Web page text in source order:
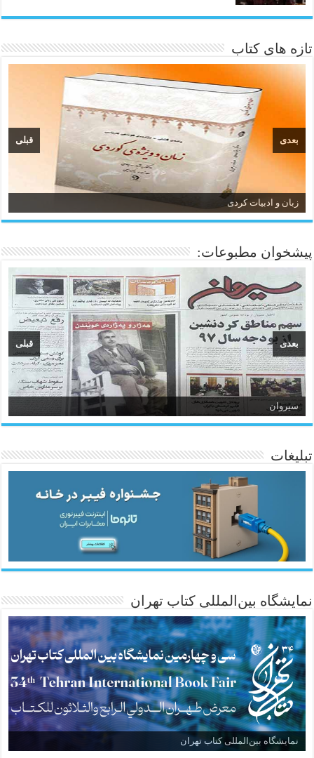
تازه های کتاب
زبان و ادبیات کردی
قبلی بعدی
پیشخوان مطبوعات:
سیروان
ئاژانسی هەواڵی مێهر
قبلی بعدی
تبلیغات
نمایشگاه بین‌المللی کتاب تهران
نمایشگاه بین‌المللی کتاب تهران